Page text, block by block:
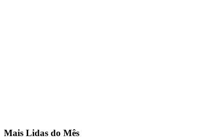
Mais Lidas do Mês